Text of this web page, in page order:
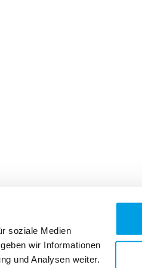
soziale Medien
wir Informationen
und Analysen weiter.